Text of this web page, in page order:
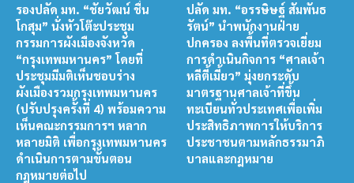
รองปลัด มท. “ชัยวัฒน์ ชื่น
โกสุม” นั่งหัวโต๊ะประชุม
กรรมการผังเมืองจังหวัด
“กรุงเทพมหานคร” โดยที่
ประชุมมีมติเห็นชอบร่าง
ผังเมืองรวมกรุงเทพมหานคร
(ปรับปรุงครั้งที่ 4) พร้อมความ
เห็นคณะกรรมการฯ หลาก
หลายมิติ เพื่อกรุงเทพมหานคร
ดำเนินการตามขั้นตอน
กฎหมายต่อไป
ปลัด มท. “อรรษิษฐ์ สัมพันธ
รัตน์” นำพนักงานฝ่าย
ปกครอง ลงพื้นที่ตรวจเยี่ยม
การดำเนินกิจการ “ศาลเจ้า
หลีตี้เมี้ยว” มุ่งยกระดับ
มาตรฐานศาลเจ้าที่ขึ้น
ทะเบียนทั่วประเทศเพื่อเพิ่ม
ประสิทธิภาพการให้บริการ
ประชาชนตามหลักธรรมาภิ
บาลและกฎหมาย